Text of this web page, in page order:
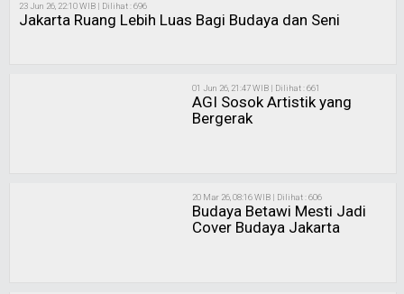
23 Jun 26, 22:10 WIB | Dilihat : 696
Jakarta Ruang Lebih Luas Bagi Budaya dan Seni
01 Jun 26, 21:47 WIB | Dilihat : 661
AGI Sosok Artistik yang
Bergerak
20 Mar 26, 08:16 WIB | Dilihat : 606
Budaya Betawi Mesti Jadi
Cover Budaya Jakarta